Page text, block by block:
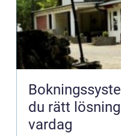
Bokningssystem
du rätt
vardag